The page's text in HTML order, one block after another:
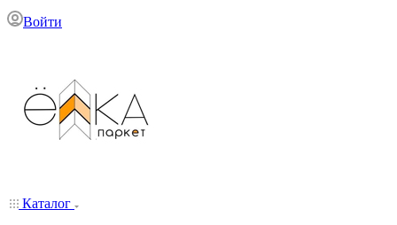
Войти
Каталог